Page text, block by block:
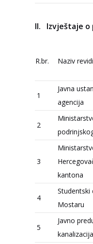
Izvještaje o
R.br. Naziv
1
Javna
agencija
2
3
kantona
4
Studentski
Mostaru
5
Javno